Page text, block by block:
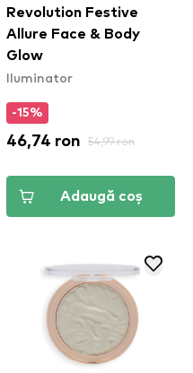
Revolution Festive
Allure Face & Body
Glow
Iluminator
-15%
46,74 ron 54,99 ron
Adaugă coș